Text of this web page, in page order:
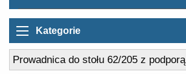
Kategorie
Prowadnica do stołu 62/205 z podporą